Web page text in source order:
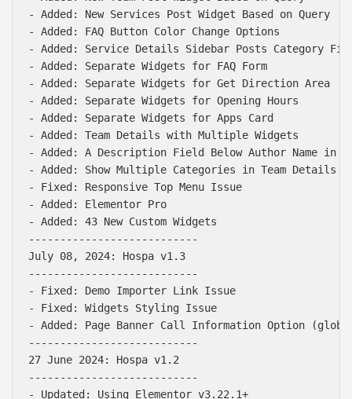
- Added: New Services Post Widget Based on Query
- Added: FAQ Button Color Change Options
- Added: Service Details Sidebar Posts Category
- Added: Separate Widgets for FAQ Form
- Added: Separate Widgets for Get Direction Area
- Added: Separate Widgets for Opening Hours
- Added: Separate Widgets for Apps Card
- Added: Team Details with Multiple Widgets
- Added: A Description Field Below Author Name in
- Added: Show Multiple Categories in Team Details
- Fixed: Responsive Top Menu Issue
- Added: Elementor Pro
- Added: 43 New Custom Widgets
---------------------------
July 08, 2024: Hospa v1.3
---------------------------
- Fixed: Demo Importer Link Issue
- Fixed: Widgets Styling Issue
- Added: Page Banner Call Information Option
---------------------------
27 June 2024: Hospa v1.2
---------------------------
- Updated: Using Elementor v3.22.1+